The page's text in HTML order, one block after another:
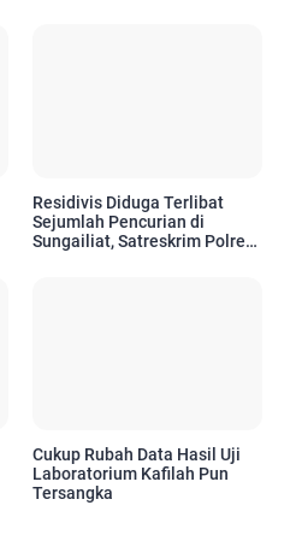
Residivis Diduga Terlibat
Sejumlah Pencurian di
Sungailiat, Satreskrim Polres
Cukup Rubah Data Hasil Uji
Laboratorium Kafilah Pun
Tersangka